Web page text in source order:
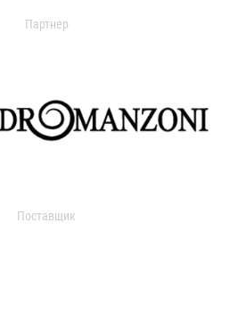
Партнер
Поставщик